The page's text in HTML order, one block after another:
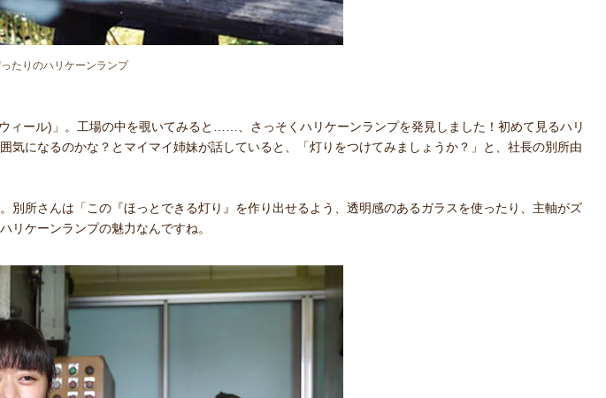
たりのハリケーンランプ
ール)」。工場の中を覗いてみると……、さっそくハリケーンランプを発見しました！初めて見るハリ
になるのかな？とマイマイ姉妹が話していると、「灯りをつけてみましょうか？」と、社長の別所由
所さんは「この『ほっとできる灯り』を作り出せるよう、透明感のあるガラスを使ったり、主軸がズ
リケーンランプの魅力なんですね。